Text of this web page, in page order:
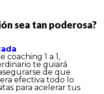
sea tan poderosa?
coaching 1 a 1,
te guiará
de que
efectiva todo lo
para acelerar tus